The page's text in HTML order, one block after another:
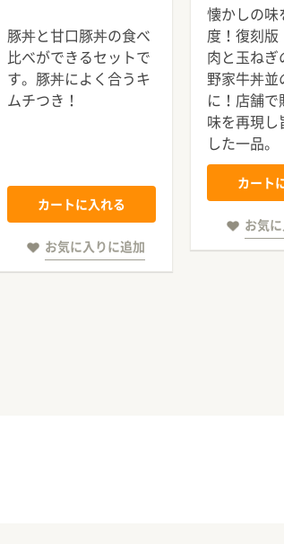
豚丼と甘口豚丼の食べ
比べができるセットで
す。豚丼によく合うキ
ムチつき！
カートに入れる
お気に入りに追加
懐かしの味
度！復刻
肉と玉ね
野家牛丼
に！店舗
味を再現
した一品。
カート
お気